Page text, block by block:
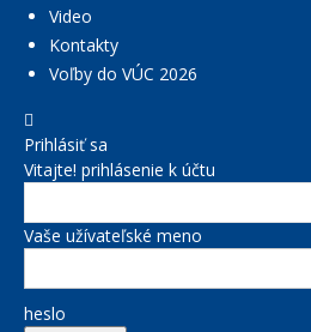
Video
Kontakty
Voľby do VÚC 2026
Prihlásiť sa
Vitajte! prihlásenie k účtu
Vaše užívateľské meno
heslo